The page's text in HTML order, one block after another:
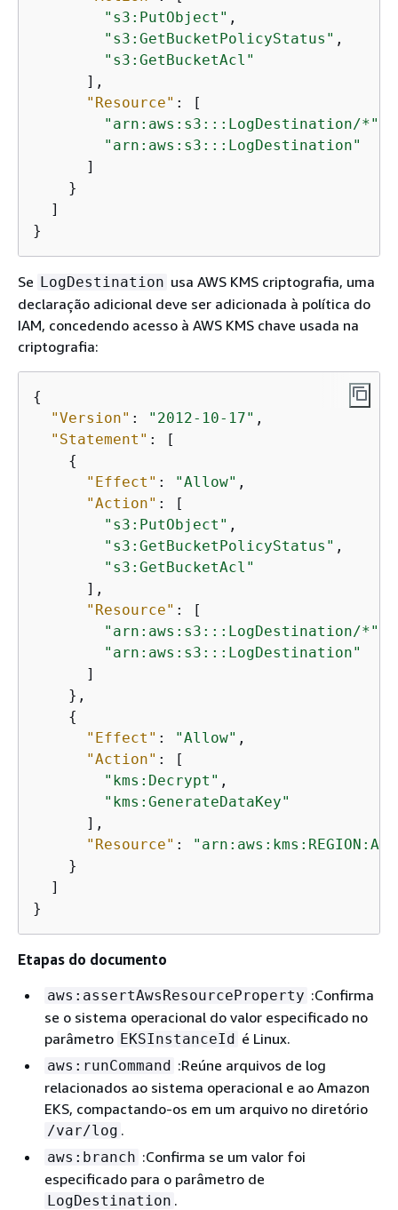
"s3:PutObject" ,
"s3:GetBucketPolicyStatus" ,
"s3:GetBucketAcl"
      ],
"Resource" : [
"arn:aws:s3:::LogDestination/*"
"arn:aws:s3:::LogDestination"
      ]
    }
  ]
}
Se LogDestination usa AWS KMS criptografia, uma
declaração adicional deve ser adicionada à política do
IAM, concedendo acesso à AWS KMS chave usada na
criptografia:
{
"Version" : "2012-10-17" ,
"Statement" : [
{
"Effect" : "Allow" ,
"Action" : [
"s3:PutObject" ,
"s3:GetBucketPolicyStatus" ,
"s3:GetBucketAcl"
      ],
"Resource" : [
"arn:aws:s3:::LogDestination/*"
"arn:aws:s3:::LogDestination"
      ]
    },
{
"Effect" : "Allow" ,
"Action" : [
"kms:Decrypt" ,
"kms:GenerateDataKey"
      ],
"Resource" :
    }
  ]
}
Etapas do documento
aws:assertAwsResourceProperty :Confirma
se o sistema operacional do valor especificado no
parâmetro EKSInstanceId é Linux.
aws:runCommand :Reúne arquivos de log
relacionados ao sistema operacional e ao Amazon
EKS, compactando-os em um arquivo no diretório
/var/log .
aws:branch :Confirma se um valor foi
especificado para o parâmetro de
LogDestination .